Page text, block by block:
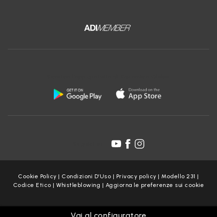
Cookie Policy | Condizioni D’Uso | Privacy policy |Modello 231 |
Codice Etico |Whistleblowing | Aggiorna le preferenze sui cookie